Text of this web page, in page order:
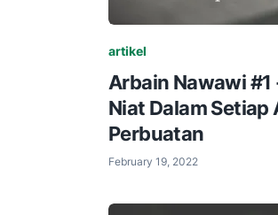
artikel
Arbain Nawawi
Niat Dalam Setiap
Perbuatan
February 19, 2022